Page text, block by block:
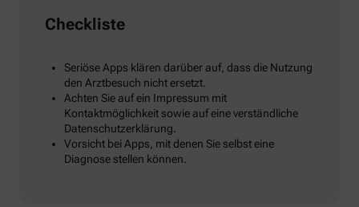
Checkliste
Seriöse Apps klären darüber auf, dass die Nutzung
den Arztbesuch nicht ersetzt.
Achten Sie auf ein Impressum mit
Kontaktmöglichkeit sowie auf eine verständliche
Datenschutzerklärung.
Vorsicht bei Apps, mit denen Sie selbst eine
Diagnose stellen können.